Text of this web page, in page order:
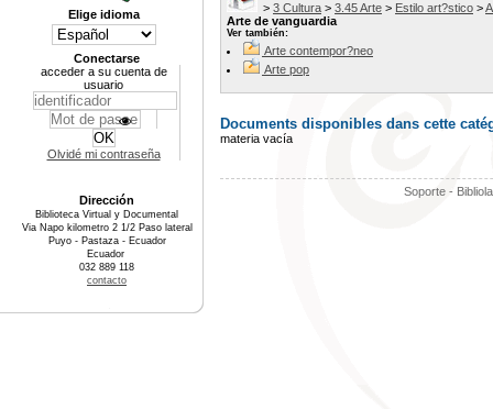
> 3 Cultura > 3.45 Arte > Estilo art?stico >
Arte de vanguardia
Ver también:
Arte contempor?neo
Arte pop
Documents disponibles dans cette
materia vacía
Soporte -
Elige idioma
Conectarse
acceder a su cuenta de
usuario
Olvidé mi contraseña
Dirección
Biblioteca Virtual y Documental
Via Napo kilometro 2 1/2 Paso lateral
Puyo - Pastaza - Ecuador
Ecuador
032 889 118
contacto